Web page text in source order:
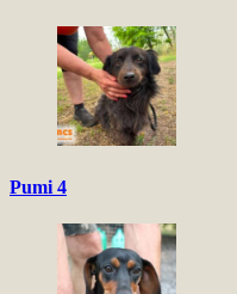
Pumi 4